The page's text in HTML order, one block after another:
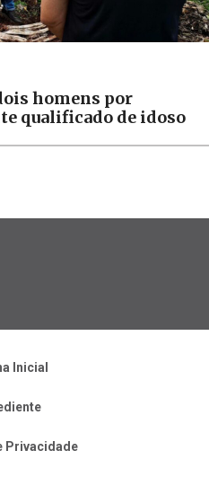
homens por
qualificado de idoso
Inicial
Privacidade